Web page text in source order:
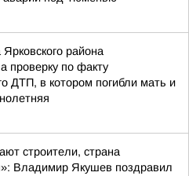
Ярковского района
проверку по факту
ДТП, в котором погибли мать и
строители, страна
Владимир Якушев поздравил